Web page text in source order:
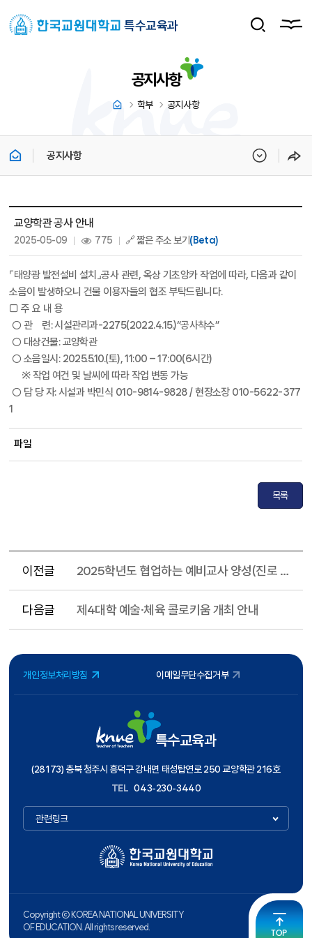
특수교육과
공지사항
학부 공지사항
공지사항
교양학관 공사 안내
2025-05-09 775 🔗 짧은 주소 보기(Beta)
⌜태양광 발전설비 설치⌟공사 관련, 옥상 기초앙카 작업에 따라, 다음과 같이
소음이 발생하오니 건물 이용자들의 협조 부탁드립니다.
□ 주 요 내 용
○ 관 련: 시설관리과-2275(2022.4.15.)“공사착수”
○ 대상건물: 교양학관
○ 소음일시: 2025.5.10.(토), 11:00 – 17:00(6시간)
※ 작업 여건 및 날씨에 따라 작업 변동 가능
○ 담 당 자: 시설과 박민식 010-9814-9828 / 현장소장 010-5622-377
1
파일
목록
이전글 2025학년도 협업하는 예비교사 양성(진로 학습 소모임) 사업 선정 결과 및 오리엔테이션 자료 안내
다음글 제4대학 예술·체육 콜로키움 개최 안내
개인정보처리방침 이메일무단수집거부
특수교육과
(28173) 충북 청주시 흥덕구 강내면 태성탑연로 250 교양학관 216호
TEL 043-230-3440
관련링크
Copyright ⓒ KOREA NATIONAL UNIVERSITY
OF EDUCATION. All rights reserved.
TOP